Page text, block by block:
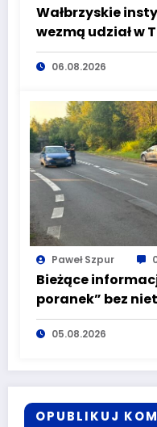
Wałbrzyskie
wezmą udział w
Półmaraton
06.08.2026
Paweł Szpur
Bieżące
poranek” bez
kierujących! To
05.08.2026
OPUBLIKUJ